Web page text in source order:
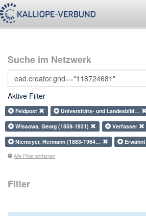
Suche im Netzwerk
Aktive Filter
Feldpost Universitäts- und Landesbibl…
Wissowa, Georg (1859-1931)
Verfasser
Niemeyer, Hermann (1883-1964…
Erwähnt
Alle Filter entfernen
Filter